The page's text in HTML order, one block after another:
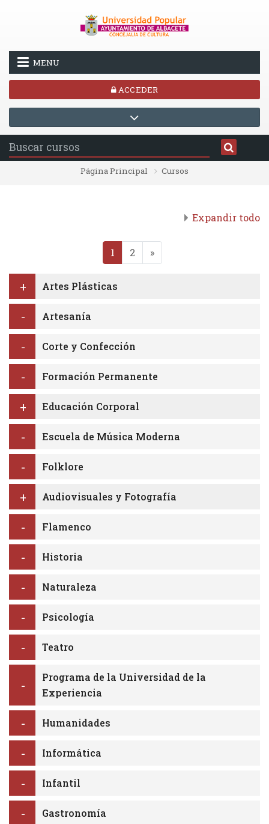
MENU
ACCEDER
Página Principal Cursos
Expandir todo
1 (actual)
2 »Siguiente página
Artes Plásticas
Artesanía
Corte y Confección
Formación Permanente
Educación Corporal
Escuela de Música Moderna
Folklore
Audiovisuales y Fotografía
Flamenco
Historia
Naturaleza
Psicología
Teatro
Programa de la Universidad de la
Experiencia
Humanidades
Informática
Infantil
Gastronomía